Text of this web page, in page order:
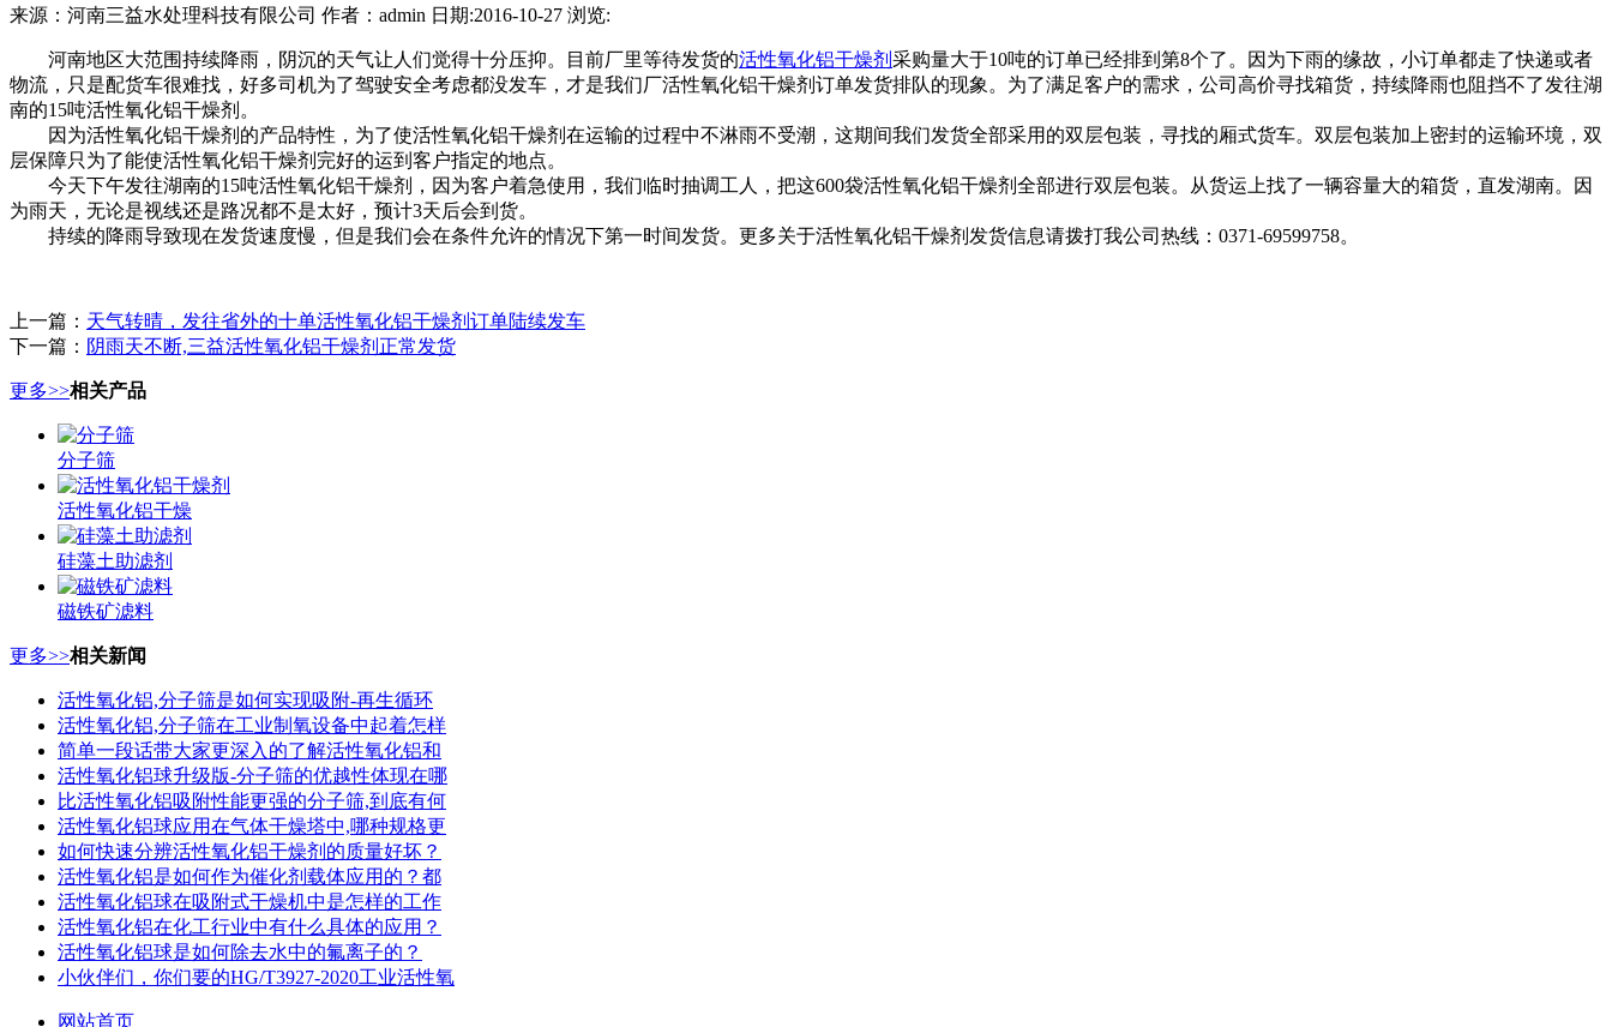
来源：河南三益水处理科技有限公司 作者：admin 日期:2016-10-27 浏览:
河南地区大范围持续降雨，阴沉的天气让人们觉得十分压抑。目前厂里等待发货的活性氧化铝干燥剂 采购量大于10吨的订单已经排到第8个了。因为下雨的缘故，小订单都走了快递或者
物流，只是配货车很难找，好多司机为了驾驶安全考虑都没发车，才是我们厂活性氧化铝干燥剂订单发货排队的现象。为了满足客户的需求，公司高价寻找箱货，持续降雨也阻挡不了发往湖
南的15吨活性氧化铝干燥剂。
因为活性氧化铝干燥剂的产品特性，为了使活性氧化铝干燥剂在运输的过程中不淋雨不受潮，这期间我们发货全部采用的双层包装，寻找的厢式货车。双层包装加上密封的运输环境，双
层保障只为了能使活性氧化铝干燥剂完好的运到客户指定的地点。
今天下午发往湖南的15吨活性氧化铝干燥剂，因为客户着急使用，我们临时抽调工人，把这600袋活性氧化铝干燥剂全部进行双层包装。从货运上找了一辆容量大的箱货，直发湖南。因
为雨天，无论是视线还是路况都不是太好，预计3天后会到货。
持续的降雨导致现在发货速度慢，但是我们会在条件允许的情况下第一时间发货。更多关于活性氧化铝干燥剂发货信息请拨打我公司热线：0371-69599758。
上一篇： 天气转晴，发往省外的十单活性氧化铝干燥剂订单陆续发车
下一篇： 阴雨天不断,三益活性氧化铝干燥剂正常发货
更多>>相关产品
分子筛
活性氧化铝干燥
硅藻土助滤剂
磁铁矿滤料
更多>>相关新闻
活性氧化铝,分子筛是如何实现吸附-再生循环
活性氧化铝,分子筛在工业制氧设备中起着怎样
简单一段话带大家更深入的了解活性氧化铝和
活性氧化铝球升级版-分子筛的优越性体现在哪
比活性氧化铝吸附性能更强的分子筛,到底有何
活性氧化铝球应用在气体干燥塔中,哪种规格更
如何快速分辨活性氧化铝干燥剂的质量好坏？
活性氧化铝是如何作为催化剂载体应用的？都
活性氧化铝球在吸附式干燥机中是怎样的工作
活性氧化铝在化工行业中有什么具体的应用？
活性氧化铝球是如何除去水中的氟离子的？
小伙伴们，你们要的HG/T3927-2020工业活性氧
网站首页